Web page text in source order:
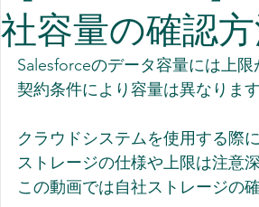
設定ガイド（活用編） リ
レポート・ダッシュボード
社容量の確認
Salesforceのデータ容量には上限
契約条件により容量は異なりま
クラウドシステムを使用する際に
ストレージの仕様や上限は注意
この動画では自社ストレージの